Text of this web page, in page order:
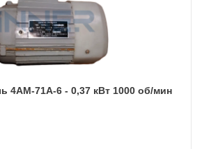
4АМ-71A-6 - 0,37 кВт 1000 об/мин